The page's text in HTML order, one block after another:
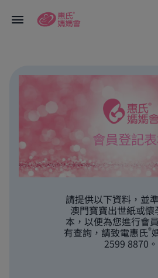
會員登記
請提供以下資料，並
澳門寶寶出世紙或懷
本，以便為您進行會
有查詢，請致電惠氏®
2599 8870。